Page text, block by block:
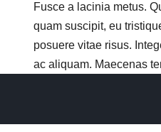
Fusce a lacinia metus.
quam suscipit, eu
posuere vitae risus.
ac aliquam. Maecenas